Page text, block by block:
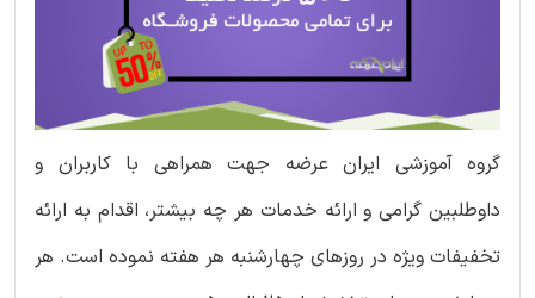
گروه آموزشی ایران عرضه جهت همراهی با کاربران و
داوطلبین گرامی و ارائه خدمات هر چه بیشتر، اقدام به ارائه
تخفیفات ویژه در روزهای چهارشنبه هر هفته نموده است. هر